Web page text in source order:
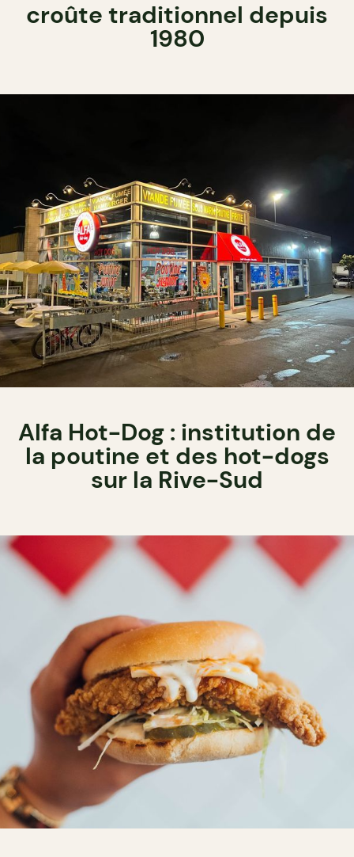
croûte traditionnel depuis
1980
Alfa Hot-Dog : institution de
la poutine et des hot-dogs
sur la Rive-Sud